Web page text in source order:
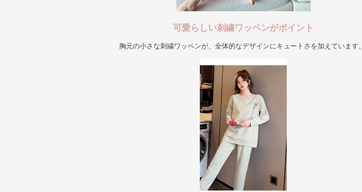
可愛らしい刺繍ワッペンがポイント
胸元の小さな刺繍ワッペンが、全体的なデザインにキュートさを加えています。